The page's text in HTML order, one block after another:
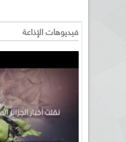
فيديوهات الإذاعة